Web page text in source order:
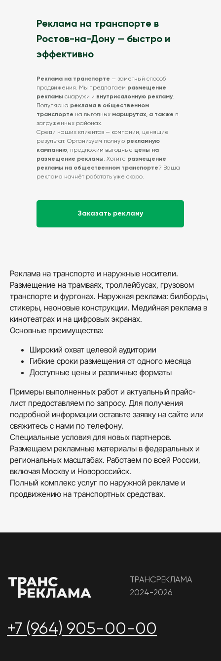
Реклама на транспорте — заметный способ
продвижения. Мы предлагаем размещение
рекламы снаружи и внутрисалонную рекламу.
Популярна реклама в общественном
транспорте на выгодных маршрутах, а также в
загруженных районах.
Среди наших клиентов — компании, ценящие
результат. Организуем полную рекламную
кампанию, предложим выгодные цены на
размещение рекламы. Хотите размещение
рекламы на общественном транспорте? Ваша
реклама начнёт работать уже скоро.
Реклама на транспорте в
Ростов-на-Дону — быстро и
эффективно
Заказать рекламу
Реклама на транспорте и наружные носители.
Размещение на трамваях, троллейбусах, грузовом
транспорте и фургонах. Наружная реклама: билборды,
стикеры, неоновые конструкции. Медийная реклама в
кинотеатрах и на цифровых экранах.
Основные преимущества:
Широкий охват целевой аудитории
Гибкие сроки размещения от одного месяца
Доступные цены и различные форматы
Примеры выполненных работ и актуальный прайс-
лист предоставляем по запросу. Для получения
подробной информации оставьте заявку на сайте или
свяжитесь с нами по телефону.
Специальные условия для новых партнеров.
Размещаем рекламные материалы в федеральных и
региональных масштабах. Работаем по всей России,
включая Москву и Новороссийск.
Полный комплекс услуг по наружной рекламе и
продвижению на транспортных средствах.